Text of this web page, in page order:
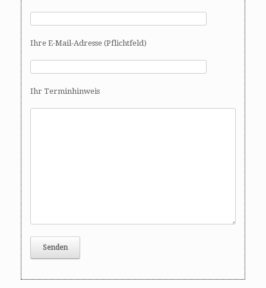
Ihre E-Mail-Adresse (Pflichtfeld)
Ihr Terminhinweis